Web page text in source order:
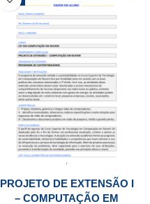
PROJETO DE EXTENSÃO I
– COMPUTAÇÃO EM